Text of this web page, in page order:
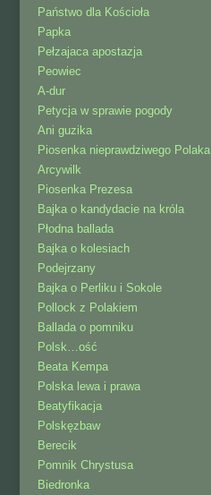
Państwo dla Kościoła
Papka
Pełzajaca apostazja
Peowiec
A-dur
Petycja w sprawie pogody
Ani guzika
Piosenka nieprawdziwego Polaka
Arcywilk
Piosenka Prezesa
Bajka o kandydacie na króla
Płodna ballada
Bajka o kolesiach
Podejrzany
Bajka o Perliku i Sokole
Pollock z Polakiem
Ballada o pomniku
Polsk…ość
Beata Kempa
Polska lewa i prawa
Beatyfikacja
Polskęzbaw
Berecik
Pomnik Chrystusa
Biedronka